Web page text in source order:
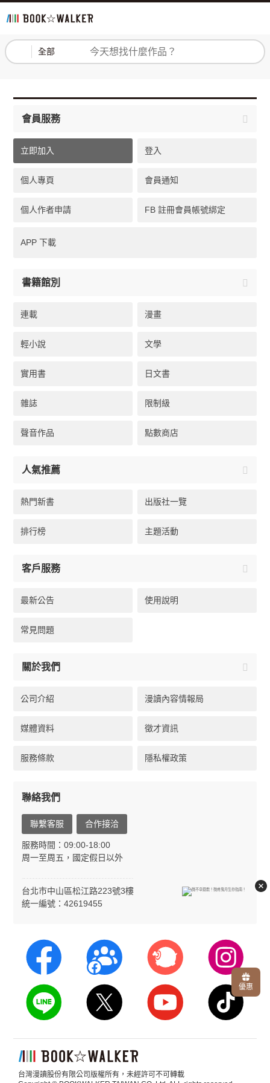
全部 登入 註冊
優惠
會員服務
立即加入 登入
個人專頁 會員通知
個人作者申請 FB 註冊會員帳號綁定
APP 下載
書籍館別
連載 漫畫
輕小說 文學
實用書 日文書
雜誌 限制級
聲音作品 點數商店
人氣推薦
熱門新書 出版社一覽
排行榜 主題活動
客戶服務
最新公告 使用說明
常見問題
關於我們
公司介紹 漫讀內容情報局
媒體資料 徵才資訊
服務條款 隱私權政策
聯絡我們
聯繫客服 合作接洽
服務時間：09:00-18:00
周一至周五，國定假日以外
台北市中山區松江路223號3樓
統一編號：42619455
台灣漫讀股份有限公司版權所有，未經許可不可轉載